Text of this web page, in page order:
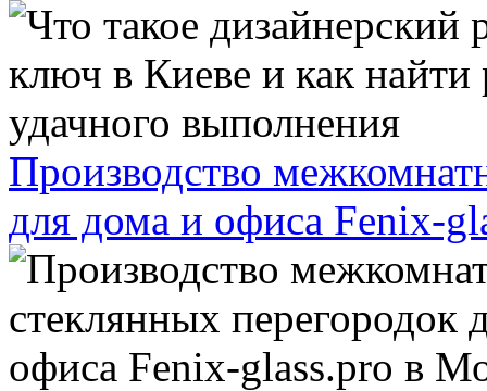
Производство
для дома и офиса Fenix-